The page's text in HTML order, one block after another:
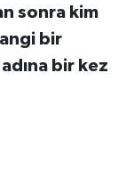
sonra kim
bir
bir kez